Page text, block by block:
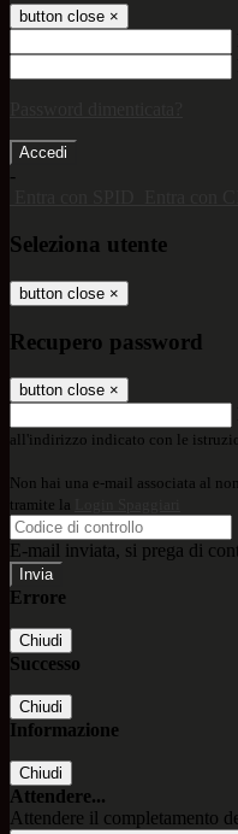
button close ×
-
Seleziona utente
button close ×
Recupero password
button close ×
all'indirizzo indicato con le
Non hai una e-mail associata al
tramite la
E-mail inviata, si prega di
Errore
Chiudi
Successo
Chiudi
Informazione
Chiudi
Attendere...
Attendere il completamento